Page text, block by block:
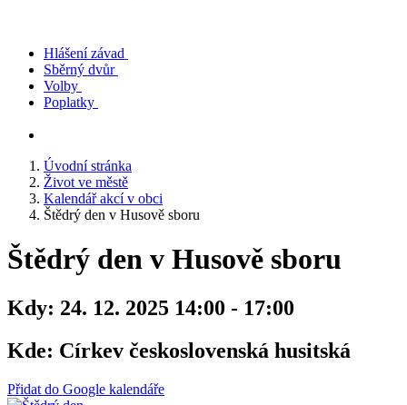
Hlášení závad
Sběrný dvůr
Volby
Poplatky
Úvodní stránka
Život ve městě
Kalendář akcí v obci
Štědrý den v Husově sboru
Štědrý den v Husově sboru
Kdy: 24. 12. 2025 14:00 - 17:00
Kde: Církev československá husitská
Přidat do Google kalendáře